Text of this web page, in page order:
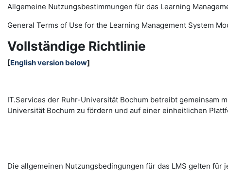
Allgemeine Nutzungsbestimmungen für das Learning
General Terms of Use for the Learning Management System
Vollständige Richtlinie
[English version below]
IT.Services der Ruhr-Universität Bochum betreibt gemeinsam
Universität Bochum zu fördern und auf einer einheitlichen
Die allgemeinen Nutzungsbedingungen für das LMS gelten